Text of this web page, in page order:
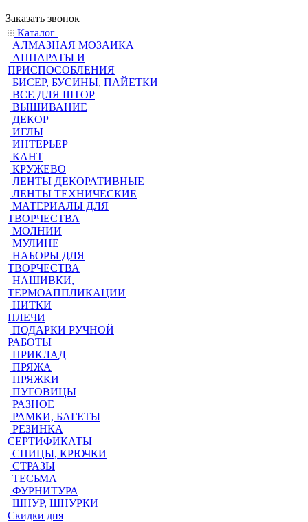
Заказать звонок
Каталог
АЛМАЗНАЯ МОЗАИКА
АППАРАТЫ И
ПРИСПОСОБЛЕНИЯ
БИСЕР, БУСИНЫ, ПАЙЕТКИ
ВСЕ ДЛЯ ШТОР
ВЫШИВАНИЕ
ДЕКОР
ИГЛЫ
ИНТЕРЬЕР
КАНТ
КРУЖЕВО
ЛЕНТЫ ДЕКОРАТИВНЫЕ
ЛЕНТЫ ТЕХНИЧЕСКИЕ
МАТЕРИАЛЫ ДЛЯ
ТВОРЧЕСТВА
МОЛНИИ
МУЛИНЕ
НАБОРЫ ДЛЯ
ТВОРЧЕСТВА
НАШИВКИ,
ТЕРМОАППЛИКАЦИИ
НИТКИ
ПЛЕЧИ
ПОДАРКИ РУЧНОЙ
РАБОТЫ
ПРИКЛАД
ПРЯЖА
ПРЯЖКИ
ПУГОВИЦЫ
РАЗНОЕ
РАМКИ, БАГЕТЫ
РЕЗИНКА
СЕРТИФИКАТЫ
СПИЦЫ, КРЮЧКИ
СТРАЗЫ
ТЕСЬМА
ФУРНИТУРА
ШНУР, ШНУРКИ
Скидки дня